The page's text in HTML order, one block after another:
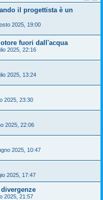
il progettista è un
2025, 19:00
fuori dall'acqua
2025, 22:16
2025, 13:24
2025, 23:30
2025, 22:06
2025, 10:47
2025, 17:47
2025, 21:57